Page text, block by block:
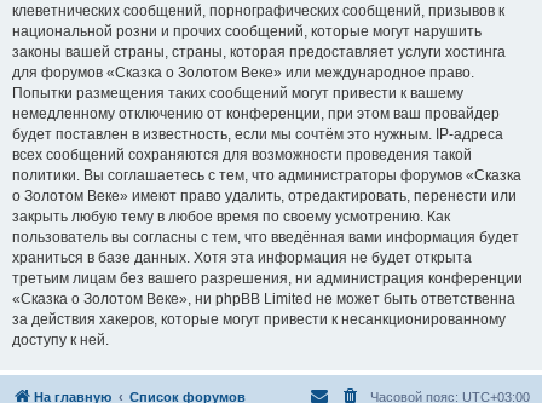
клеветнических сообщений, порнографических сообщений, призывов к
национальной розни и прочих сообщений, которые могут нарушить
законы вашей страны, страны, которая предоставляет услуги хостинга
для форумов «Сказка о Золотом Веке» или международное право.
Попытки размещения таких сообщений могут привести к вашему
немедленному отключению от конференции, при этом ваш провайдер
будет поставлен в известность, если мы сочтём это нужным. IP-адреса
всех сообщений сохраняются для возможности проведения такой
политики. Вы соглашаетесь с тем, что администраторы форумов «Сказка
о Золотом Веке» имеют право удалить, отредактировать, перенести или
закрыть любую тему в любое время по своему усмотрению. Как
пользователь вы согласны с тем, что введённая вами информация будет
храниться в базе данных. Хотя эта информация не будет открыта
третьим лицам без вашего разрешения, ни администрация конференции
«Сказка о Золотом Веке», ни phpBB Limited не может быть ответственна
за действия хакеров, которые могут привести к несанкционированному
доступу к ней.
На главную Список форумов Часовой пояс: UTC+03:00